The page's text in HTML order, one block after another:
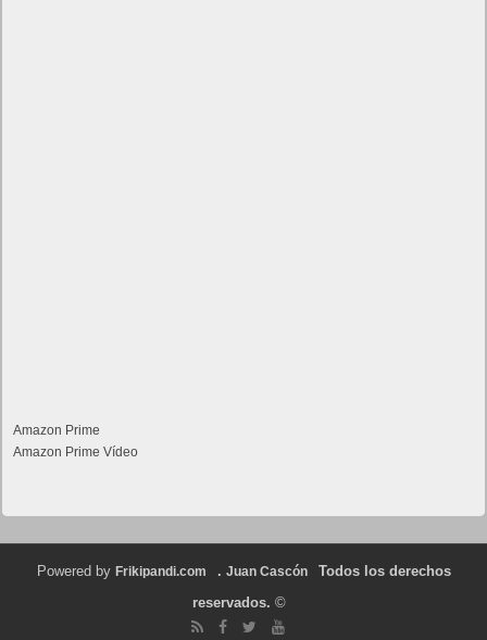
Amazon Prime
Amazon Prime Vídeo
Powered by Frikipandi.com . Juan Cascón
Todos los derechos
reservados. ©